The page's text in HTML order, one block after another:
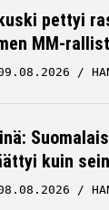
pettyi
MM-
kuin